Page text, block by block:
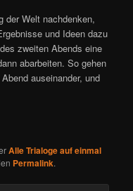
der Welt nachdenken,
und Ideen dazu
zweiten Abends eine
abarbeiten. So gehen
auseinander, und
Alle Trialoge auf einmal
Permalink.